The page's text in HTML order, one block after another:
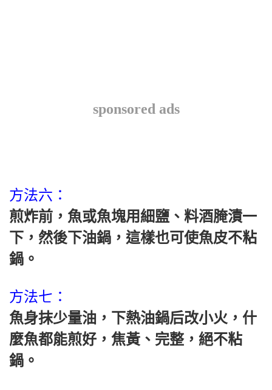
sponsored ads
方法六：
煎炸前，魚或魚塊用細鹽、料酒腌漬一
下，然後下油鍋，這樣也可使魚皮不粘
鍋。
方法七：
魚身抹少量油，下熱油鍋后改小火，什
麼魚都能煎好，焦黃、完整，絕不粘
鍋。